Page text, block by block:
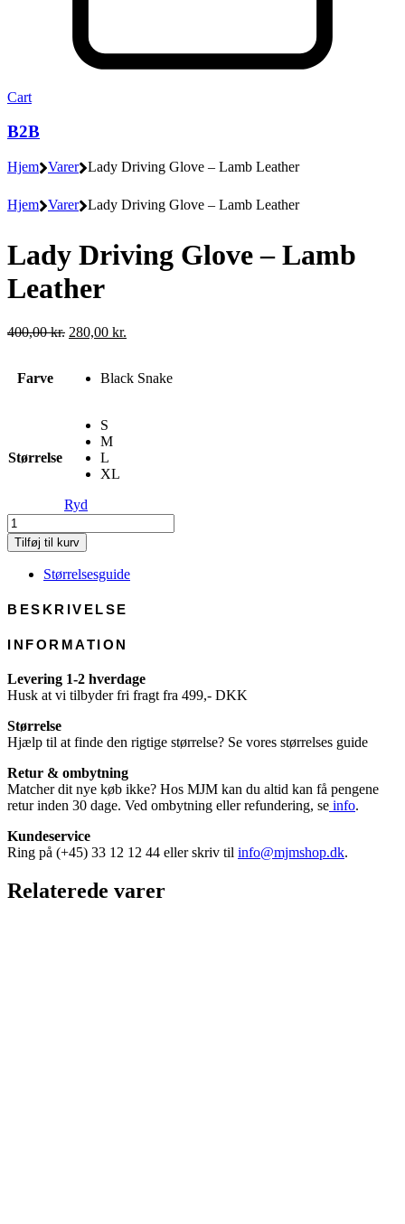
Cart
B2B
Hjem Varer Lady Driving Glove – Lamb Leather
Hjem Varer Lady Driving Glove – Lamb Leather
Lady Driving Glove – Lamb
Leather
400,00kr. Den
var:
280,00 kr.
er:
Farve Black Snake
Størrelse
S
M
L
XL
Ryd
Lady
Driving
Glove
Leather
antal
Tilføj til kurv
Størrelsesguide
BESKRIVELSE
INFORMATION
Levering 1-2 hverdage
Husk at vi tilbyder fri fragt fra 499,- DKK
Størrelse
Hjælp til at finde den rigtige størrelse? Se vores størrelses guide
Retur & ombytning
Matcher dit nye køb ikke? Hos MJM kan du altid kan få pengene
retur inden 30 dage. Ved ombytning eller refundering, se info.
Kundeservice
Ring på (+45) 33 12 12 44 eller skriv til info@mjmshop.dk.
Relaterede varer